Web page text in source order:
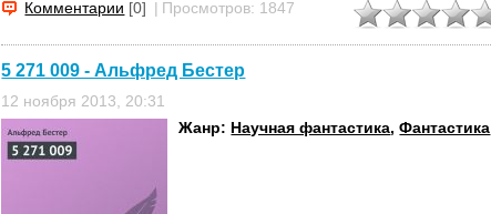
Комментарии [0] | Просмотров: 1847
5 271 009 - Альфред Бестер
12 ноября 2013, 20:31
Жанр: Научная фантастика,Фантастика